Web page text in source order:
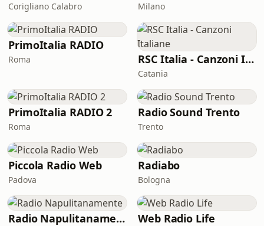
Corigliano Calabro Milano
PrimoItalia RADIO
Roma RSC Italia - Canzoni Italiane
Catania
PrimoItalia RADIO 2
Roma
Radio Sound Trento
Trento
Piccola Radio Web
Padova
Radiabo
Bologna
Radio Napulitanamente Web Radio Life